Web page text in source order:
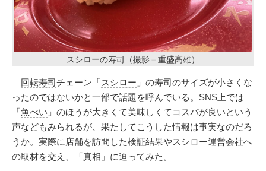
スシローの寿司（撮影＝重盛高雄）
回転寿司チェーン「スシロー 」の寿司のサイズが小さくな
ったのではないかと一部で話題を呼んでいる。SNS上では
「魚べい 」のほうが大きくて美味しくてコスパが良いという
声などもみられるが、果たしてこうした情報は事実なのだろ
うか。実際に店舗を訪問した検証結果やスシロー運営会社へ
の取材を交え、「真相」に迫ってみた。